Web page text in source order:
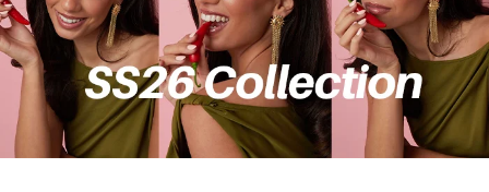
Als idealer Partner im Midikleider Großhandel haben wir stets unsere
Hand am Puls der Zeit. Wir verfolgen modische Trends und stimmen
unser Angebot entsprechend darauf ab. So können Sie sicher sein,
dass Sie im Midikleider Großhandel von Yehwang immer aktuelle
Kleidungsstücke vorfinden, die Ihre Kunden begeistern werden.
Unser umfangreiches Sortiment wird dabei stetig erweitert, sodass
wir rund
1.000 neue
Produkte jeden Monat in unser Angebot
aufnehmen. Auf diese Weise variiert natürlich auch unser Angebot im